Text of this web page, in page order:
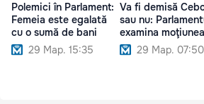
Polemici în Parlament:
Femeia este egalată
cu o sumă de bani
29 Мар. 15:35
Va fi demisă
sau nu:
examina moţiunea
29 Мар. 07:50